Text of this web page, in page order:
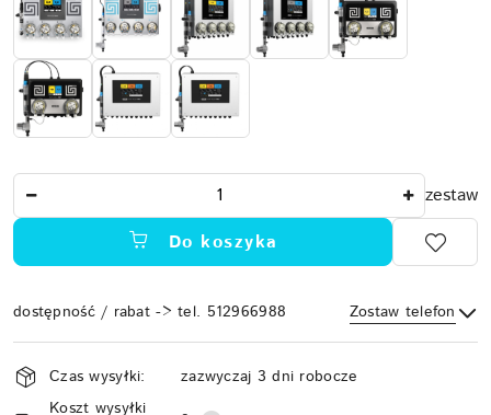
zestaw
Do koszyka
dostępność / rabat -> tel. 512966988 Zostaw telefon
Dostępność
i
Czas wysyłki:
zazwyczaj 3 dni robocze
Koszt wysyłki